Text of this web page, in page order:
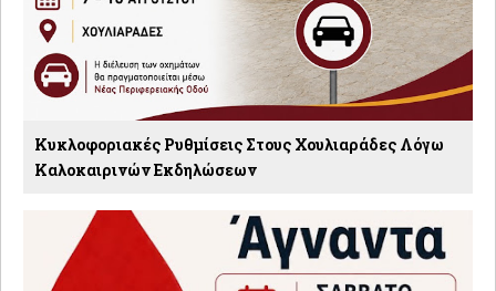
Κυκλοφοριακές Ρυθμίσεις Στους Χουλιαράδες Λόγω
Καλοκαιρινών Εκδηλώσεων